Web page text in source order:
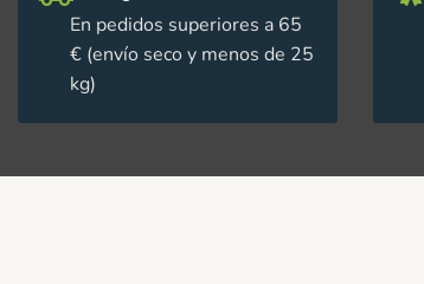
En pedidos superiores a 65
€ (envío seco y menos de 25
kg)